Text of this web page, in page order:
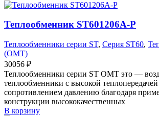
Теплообменник ST601206A-P
Теплообменники серии ST, Серия ST60,
(OMT)
30056 ₽
Теплообменники серии ST OMT это —
теплообменники с высокой
сопротивлением давлению благодаря
конструкции высококачественных
В корзину